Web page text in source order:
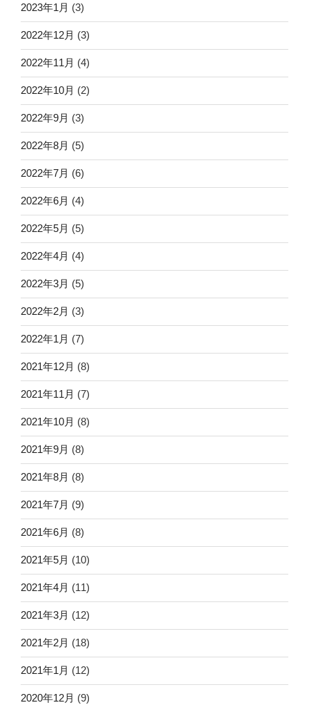
2023年1月 (3)
2022年12月 (3)
2022年11月 (4)
2022年10月 (2)
2022年9月 (3)
2022年8月 (5)
2022年7月 (6)
2022年6月 (4)
2022年5月 (5)
2022年4月 (4)
2022年3月 (5)
2022年2月 (3)
2022年1月 (7)
2021年12月 (8)
2021年11月 (7)
2021年10月 (8)
2021年9月 (8)
2021年8月 (8)
2021年7月 (9)
2021年6月 (8)
2021年5月 (10)
2021年4月 (11)
2021年3月 (12)
2021年2月 (18)
2021年1月 (12)
2020年12月 (9)